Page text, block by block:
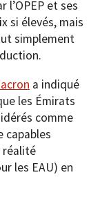
l’OPEP et ses
si élevés, mais
simplement
a indiqué
les Émirats
comme
capables
réalité
les EAU) en